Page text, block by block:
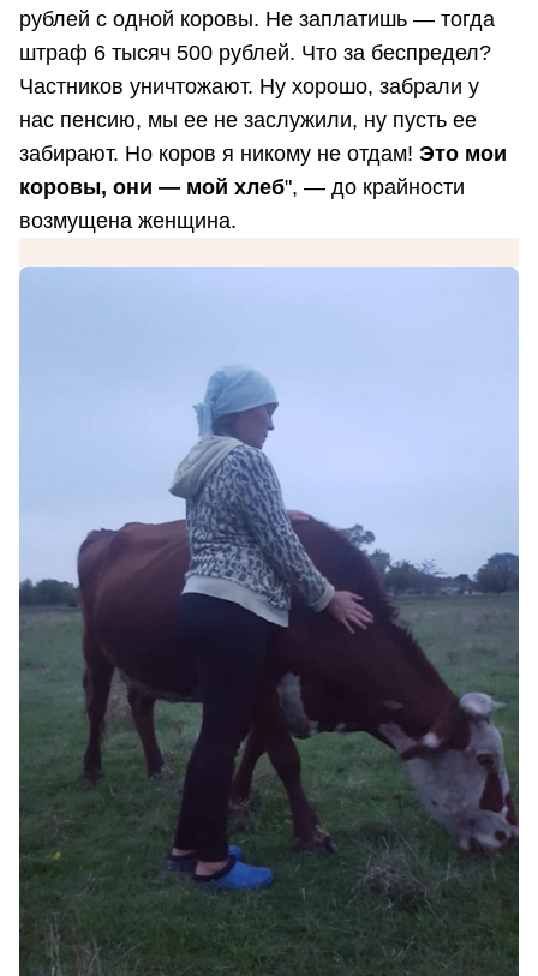
рублей с одной коровы. Не заплатишь — тогда
штраф 6 тысяч 500 рублей. Что за беспредел?
Частников уничтожают. Ну хорошо, забрали у
нас пенсию, мы ее не заслужили, ну пусть ее
забирают. Но коров я никому не отдам! Это мои
коровы, они — мой хлеб", — до крайности
возмущена женщина.